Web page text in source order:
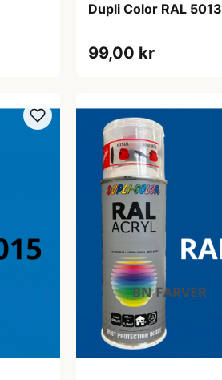
Dupli Color RAL 5013
99,00 kr